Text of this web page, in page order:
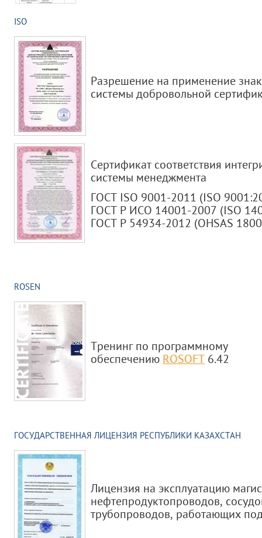
ISO
Разрешение на применение
системы добровольной
Сертификат соответствия
системы менеджмента
ГОСТ ISO 9001-2011 (ISO
ГОСТ Р ИСО 14001-2007 (ISO
ГОСТ Р 54934-2012 (OHSAS
ROSEN
Тренинг по программному
обеспечению ROSOFT 6.42
ГОСУДАРСТВЕННАЯ ЛИЦЕНЗИЯ РЕСПУБЛИКИ КАЗАХСТАН
Лицензия на эксплуатацию
нефтепродуктопроводов,
трубопроводов, работающих